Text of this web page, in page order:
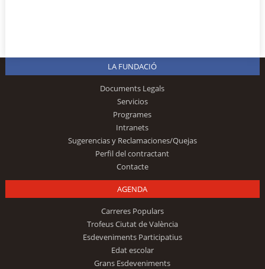
LA FUNDACIÓ
Documents Legals
Servicios
Programes
Intranets
Sugerencias y Reclamaciones/Quejas
Perfil del contractant
Contacte
AGENDA
Carreres Populars
Trofeus Ciutat de València
Esdeveniments Participatius
Edat escolar
Grans Esdeveniments